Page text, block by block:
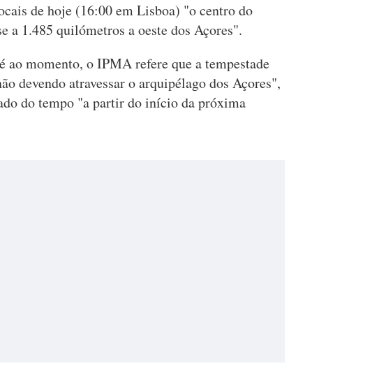
de hoje (16:00 em Lisboa) "o centro do
a 1.485 quilómetros a oeste dos Açores".
ao momento, o IPMA refere que a tempestade
devendo atravessar o arquipélago dos Açores",
do tempo "a partir do início da próxima